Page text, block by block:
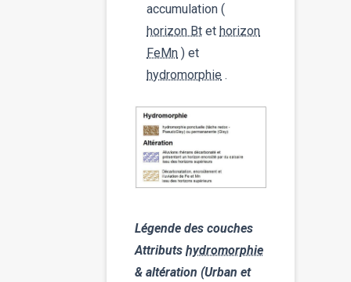
accumulation (
horizon Bt ethorizon
FeMn ) et
hydromorphie .
Légende des couches
Attributshydromorphie
& altération (Urban et